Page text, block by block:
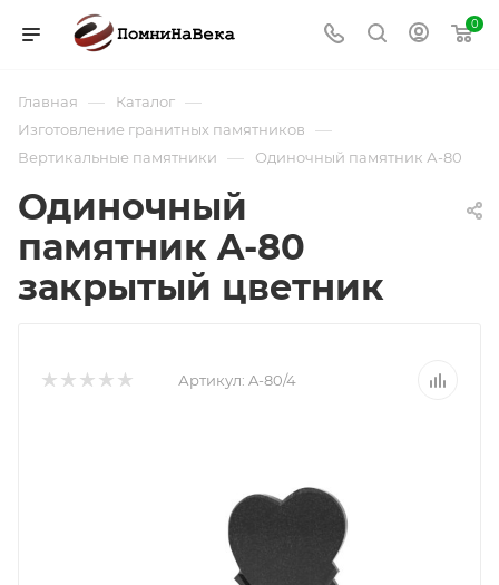
0
Главная — Каталог —
Изготовление гранитных памятников —
Вертикальные памятники — Одиночный памятник А-80
Одиночный
памятник A-80
закрытый цветник
Артикул: A-80/4